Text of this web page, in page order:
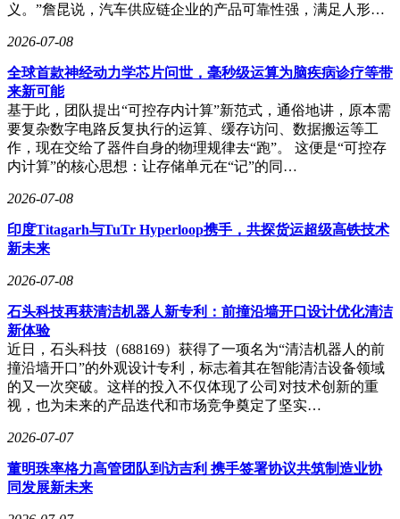
义。”詹昆说，汽车供应链企业的产品可靠性强，满足人形…
2026-07-08
全球首款神经动力学芯片问世，毫秒级运算为脑疾病诊疗等带
来新可能
基于此，团队提出“可控存内计算”新范式，通俗地讲，原本需
要复杂数字电路反复执行的运算、缓存访问、数据搬运等工
作，现在交给了器件自身的物理规律去“跑”。 这便是“可控存
内计算”的核心思想：让存储单元在“记”的同…
2026-07-08
印度Titagarh与TuTr Hyperloop携手，共探货运超级高铁技术
新未来
2026-07-08
石头科技再获清洁机器人新专利：前撞沿墙开口设计优化清洁
新体验
近日，石头科技（688169）获得了一项名为“清洁机器人的前
撞沿墙开口”的外观设计专利，标志着其在智能清洁设备领域
的又一次突破。这样的投入不仅体现了公司对技术创新的重
视，也为未来的产品迭代和市场竞争奠定了坚实…
2026-07-07
董明珠率格力高管团队到访吉利 携手签署协议共筑制造业协
同发展新未来